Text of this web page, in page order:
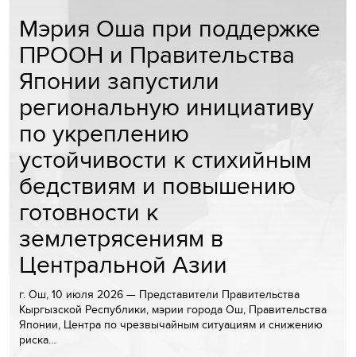
Мэрия Оша при поддержке
ПРООН и Правительства
Японии запустили
региональную инициативу
по укреплению
устойчивости к стихийным
бедствиям и повышению
готовности к
землетрясениям в
Центральной Азии
г. Ош, 10 июля 2026 — Представители Правительства
Кыргызской Республики, мэрии города Ош, Правительства
Японии, Центра по чрезвычайным ситуациям и снижению
риска…